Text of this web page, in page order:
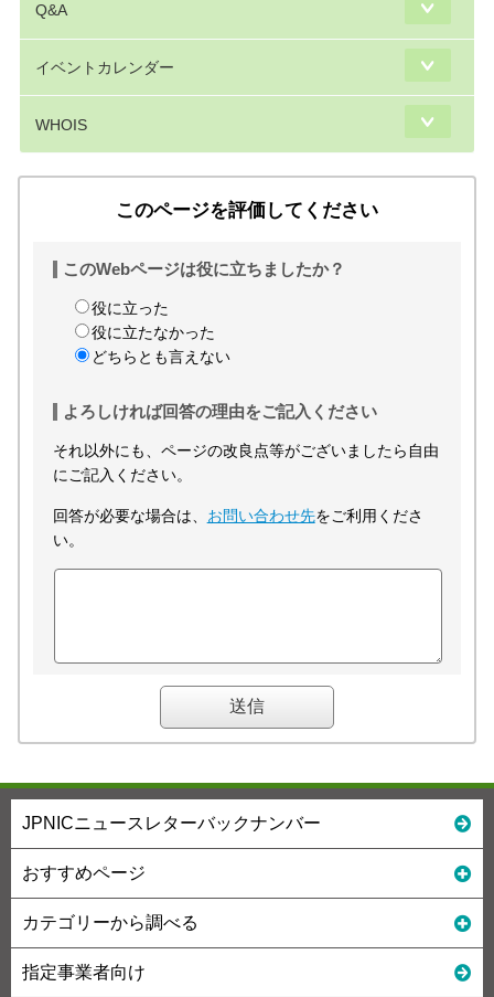
Q&A
イベントカレンダー
WHOIS
このページを評価してください
このWebページは役に立ちましたか？
役に立った
役に立たなかった
どちらとも言えない
よろしければ回答の理由をご記入ください
それ以外にも、ページの改良点等がございましたら自由
にご記入ください。
回答が必要な場合は、 お問い合わせ先をご利用くださ
い。
JPNICニュースレターバックナンバー
おすすめページ
カテゴリーから調べる
指定事業者向け